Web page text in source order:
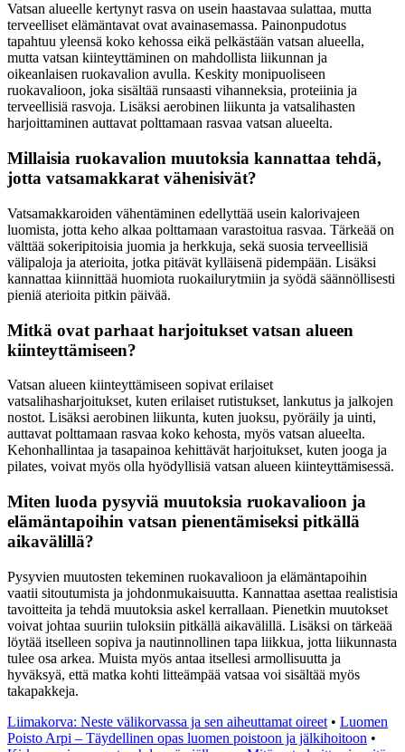
Vatsan alueelle kertynyt rasva on usein haastavaa sulattaa, mutta
terveelliset elämäntavat ovat avainasemassa. Painonpudotus
tapahtuu yleensä koko kehossa eikä pelkästään vatsan alueella,
mutta vatsan kiinteyttäminen on mahdollista liikunnan ja
oikeanlaisen ruokavalion avulla. Keskity monipuoliseen
ruokavalioon, joka sisältää runsaasti vihanneksia, proteiinia ja
terveellisiä rasvoja. Lisäksi aerobinen liikunta ja vatsalihasten
harjoittaminen auttavat polttamaan rasvaa vatsan alueelta.
Millaisia ruokavalion muutoksia kannattaa tehdä,
jotta vatsamakkarat vähenisivät?
Vatsamakkaroiden vähentäminen edellyttää usein kalorivajeen
luomista, jotta keho alkaa polttamaan varastoitua rasvaa. Tärkeää on
välttää sokeripitoisia juomia ja herkkuja, sekä suosia terveellisiä
välipaloja ja aterioita, jotka pitävät kylläisenä pidempään. Lisäksi
kannattaa kiinnittää huomiota ruokailurytmiin ja syödä säännöllisesti
pieniä aterioita pitkin päivää.
Mitkä ovat parhaat harjoitukset vatsan alueen
kiinteyttämiseen?
Vatsan alueen kiinteyttämiseen sopivat erilaiset
vatsalihasharjoitukset, kuten erilaiset rutistukset, lankutus ja jalkojen
nostot. Lisäksi aerobinen liikunta, kuten juoksu, pyöräily ja uinti,
auttavat polttamaan rasvaa koko kehosta, myös vatsan alueelta.
Kehonhallintaa ja tasapainoa kehittävät harjoitukset, kuten jooga ja
pilates, voivat myös olla hyödyllisiä vatsan alueen kiinteyttämisessä.
Miten luoda pysyviä muutoksia ruokavalioon ja
elämäntapoihin vatsan pienentämiseksi pitkällä
aikavälillä?
Pysyvien muutosten tekeminen ruokavalioon ja elämäntapoihin
vaatii sitoutumista ja johdonmukaisuutta. Kannattaa asettaa realistisia
tavoitteita ja tehdä muutoksia askel kerrallaan. Pienetkin muutokset
voivat johtaa suuriin tuloksiin pitkällä aikavälillä. Lisäksi on tärkeää
löytää itselleen sopiva ja nautinnollinen tapa liikkua, jotta liikunnasta
tulee osa arkea. Muista myös antaa itsellesi armollisuutta ja
hyväksyä, että matka kohti litteämpää vatsaa voi sisältää myös
takapakkeja.
Liimakorva: Neste välikorvassa ja sen aiheuttamat oireet • Luomen
Poisto Arpi – Täydellinen opas luomen poistoon ja jälkihoitoon •